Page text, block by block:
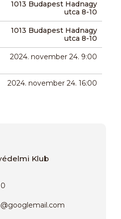
1013 Budapest Hadnagy
utca 8-10
1013 Budapest Hadnagy
utca 8-10
2024. november 24. 9:00
2024. november 24. 16:00
Klub
@googlemail.com